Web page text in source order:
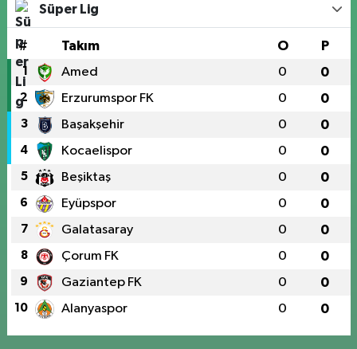
Süper Lig
# Takım O P
1 Amed 0 0
2 Erzurumspor FK 0 0
3 Başakşehir 0 0
4 Kocaelispor 0 0
5 Beşiktaş 0 0
6 Eyüpspor 0 0
7 Galatasaray 0 0
8 Çorum FK 0 0
9 Gaziantep FK 0 0
10 Alanyaspor 0 0